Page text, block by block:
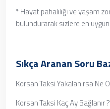
* Hayat pahalılığı ve yaşam
bulundurarak sizlere en
Sıkça Aranan Soru
Korsan Taksi Yakalanırsa Ne
Korsan Taksi Kaç Ay Bağlanır ?